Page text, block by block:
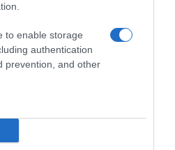
to enable storage
authentication
prevention, and other
Τα «κλειδιά» του
για τα επόμενα